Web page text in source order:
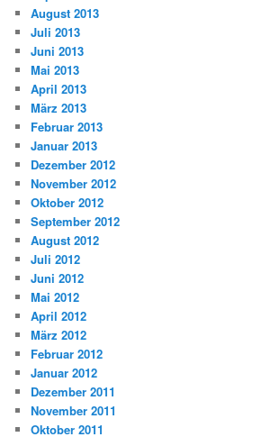
August 2013
Juli 2013
Juni 2013
Mai 2013
April 2013
März 2013
Februar 2013
Januar 2013
Dezember 2012
November 2012
Oktober 2012
September 2012
August 2012
Juli 2012
Juni 2012
Mai 2012
April 2012
März 2012
Februar 2012
Januar 2012
Dezember 2011
November 2011
Oktober 2011